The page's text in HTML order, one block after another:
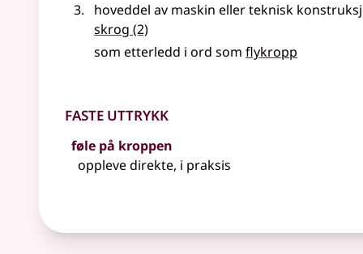
hoveddel av maskin eller teknisk
skrog (2)
som etterledd i ord som flykropp
Faste uttrykk
føle på kroppen
oppleve direkte, i praksis